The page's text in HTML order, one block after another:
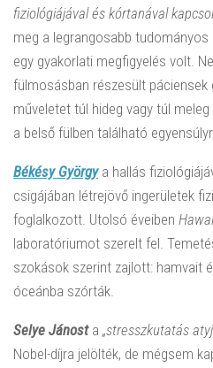
fiziológiájával és kórtanával
meg a legrangosabb
egy gyakorlati megfigyelés volt.
fülmosásban részesült páciensek
műveletet túl hideg vagy túl
a belső fülben található
Békésy Györgya hallás
csigájában létrejövő ingerületek
foglalkozott. Utolsó éveiben
laboratóriumot szerelt fel.
szokások szerint zajlott: hamvait
óceánba szórták.
Selye Jánosta „stresszkutatás
Nobel-díjra jelölték, de mégsem